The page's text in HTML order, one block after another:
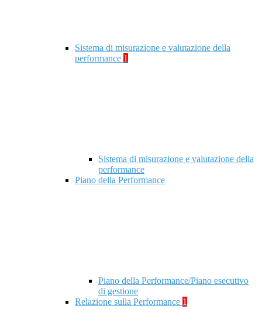
Sistema di misurazione e valutazione della
performance 1
Sistema di misurazione e valutazione della
performance
Piano della Performance
Piano della Performance/Piano esecutivo
di gestione
Relazione sulla Performance 1